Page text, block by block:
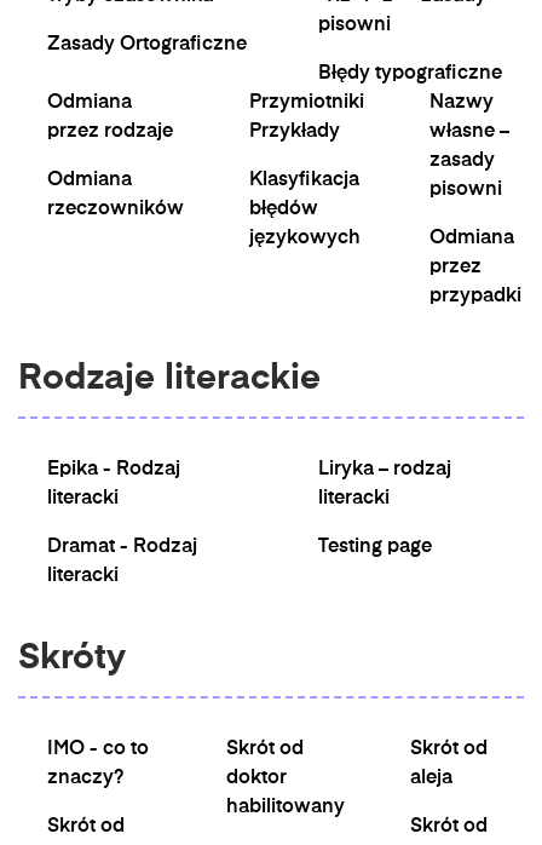
Zasady Ortograficzne
pisowni
Błędy typograficzne
Odmiana
przez rodzaje
Odmiana
rzeczowników
Przymiotniki
Przykłady
Klasyfikacja
błędów
językowych
Nazwy
własne –
zasady
pisowni
Odmiana
przez
przypadki
Rodzaje literackie
Epika - Rodzaj
literacki
Dramat - Rodzaj
literacki
Liryka – rodzaj
literacki
Testing page
Skróty
IMO - co to
znaczy?
Skrót od
Skrót od
doktor
habilitowany
Skrót od
aleja
Skrót od